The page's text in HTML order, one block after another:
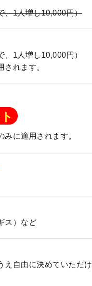
、1人増し10,000円）
1人増し10,000円）
れます。
に適用されます。
ス）など
え自由に決めていただ